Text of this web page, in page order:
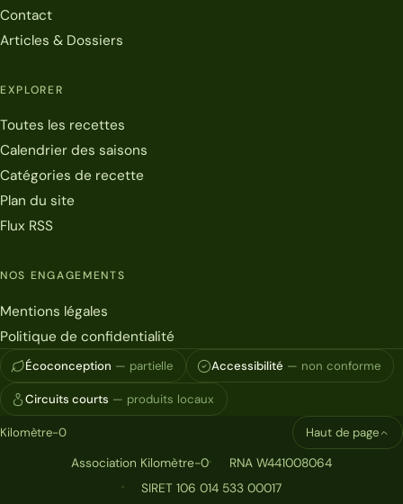
Contact
Articles & Dossiers
EXPLORER
Toutes les recettes
Calendrier des saisons
Catégories de recette
Plan du site
Flux RSS
NOS ENGAGEMENTS
Mentions légales
Politique de confidentialité
Écoconception — partielle Accessibilité — non conforme
Circuits courts — produits locaux
Kilomètre-0
Association Kilomètre-0
RNA W441008064
SIRET 106 014 533 00017
Haut de page